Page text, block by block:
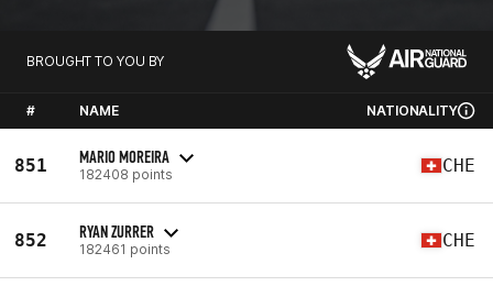
BROUGHT TO YOU BY
# NAME NATIONALITY
851 MARIO MOREIRA
182408 points CHE
852 RYAN ZURRER
182461 points CHE